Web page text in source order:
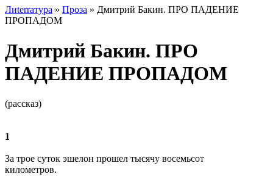
Лиterraтура » Проза » Дмитрий Бакин. ПРО ПАДЕНИЕ
ПРОПАДОМ
Дмитрий Бакин. ПРО
ПАДЕНИЕ ПРОПАДОМ
(рассказ)
1
За трое суток эшелон прошел тысячу восемьсот
километров.